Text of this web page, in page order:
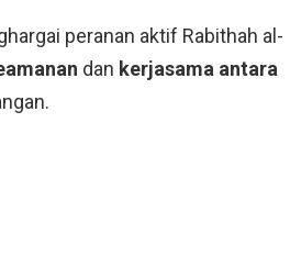
peranan aktif Rabithah al-
dan kerjasama antara